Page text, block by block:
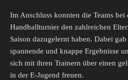
Im Anschluss konnten die Teams bei
Handballturnier den zahlreichen
Saison dazugelernt haben. Dabei
spannende und knappe Ergebnisse
sich mit ihren Trainern über einen
in der E-Jugend freuen.